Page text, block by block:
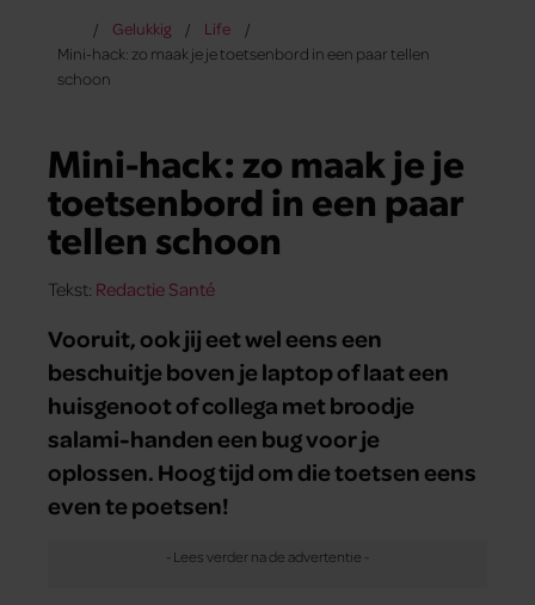
Gelukkig
Life
Mini-hack: zo maak je je toetsenbord in een paar tellen
schoon
Mini-hack: zo maak je je
toetsenbord in een paar
tellen schoon
Tekst: Redactie Santé
Vooruit, ook jij eet wel eens een
beschuitje boven je laptop of laat een
huisgenoot of collega met broodje
salami-handen een bug voor je
oplossen. Hoog tijd om die toetsen eens
even te poetsen!